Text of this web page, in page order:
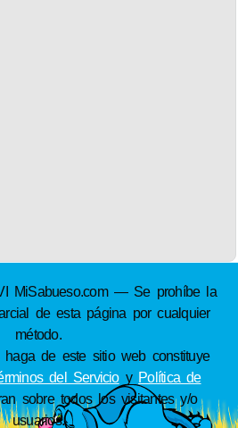
MiSabueso.com — Se prohíbe la
de esta página por cualquier
método.
de este sitio web constituye
del Servicioy Política de
sobre todos los visitantes y/o
usuarios.